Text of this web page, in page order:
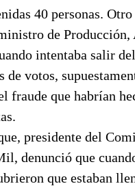
40 personas.
de Producción,
intentaba salir
de votos,
fraude que habrían
presidente del
denunció que
que estaban